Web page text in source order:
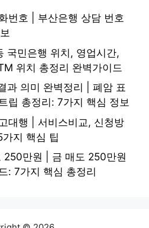
번호 | 부산은행 상담 번호
국민은행 위치, 영업시간,
위치 총정리 완벽가이드
과 의미 완벽정리 | 폐암 표
립 총정리: 7가지 핵심 정보
대행 | 서비스비교, 신청방
지 핵심 팁
250만원 | 금 매도 250만원
: 7가지 핵심 총정리